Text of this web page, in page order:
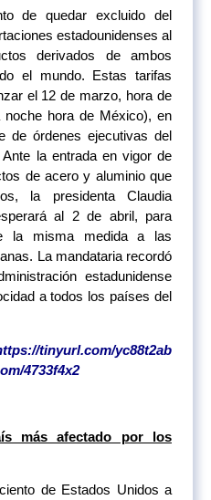
de quedar excluido del
estadounidenses al
derivados de ambos
el mundo. Estas tarifas
el 12 de marzo, hora de
hora de México), en
de órdenes ejecutivas del
la entrada en vigor de
de acero y aluminio que
la presidenta Claudia
al 2 de abril, para
la misma medida a las
La mandataria recordó
estadunidense
a todos los países del
tinyurl.com/yc88t2ab
4733f4x2
más afectado por los
de Estados Unidos a